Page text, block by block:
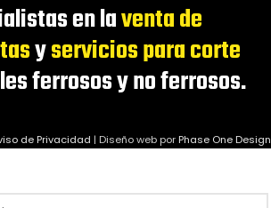
en laventa de
yservicios para corte
ferrosos y no ferrosos.
de Privacidad | Diseño web porPhase One Design